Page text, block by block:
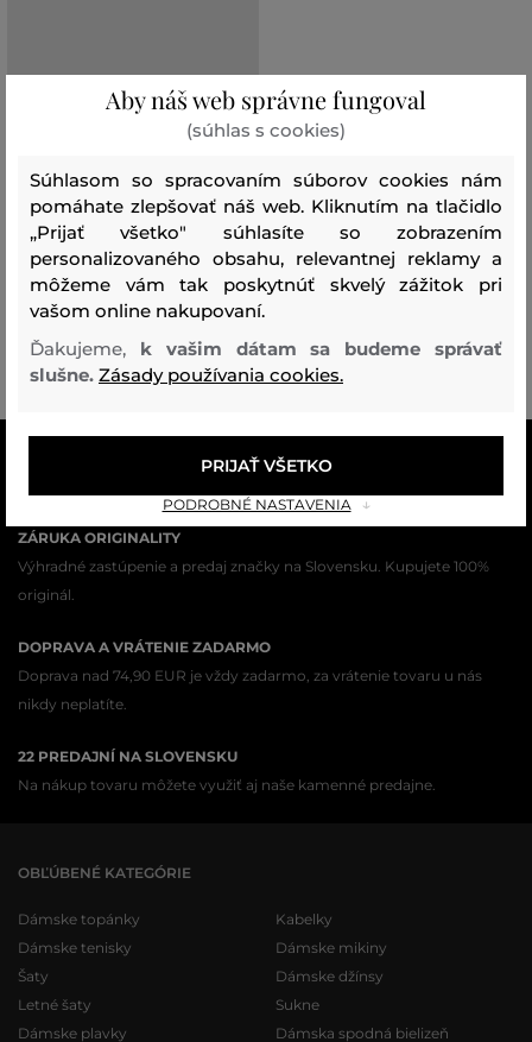
MANŽETY GOMBÍKY KARL
LAGERFELD K/ESSENTIAL HUNS
PICK CUFFS
112,90 €
Dostupné veľkosti:
M/L
ZÁRUKA ORIGINALITY
Výhradné zastúpenie a predaj značky na Slovensku. Kupujete 100%
originál.
DOPRAVA A VRÁTENIE ZADARMO
Doprava nad 74,90 EUR je vždy zadarmo, za vrátenie tovaru u nás
nikdy neplatíte.
22 PREDAJNÍ NA SLOVENSKU
Na nákup tovaru môžete využiť aj naše kamenné predajne.
OBĽÚBENÉ KATEGÓRIE
Dámske topánky
Dámske tenisky
Šaty
Letné šaty
Dámske plavky
Kabelky
Dámske mikiny
Dámske džínsy
Sukne
Dámska spodná bielizeň
Aby náš web správne fungoval
(súhlas s cookies)
Súhlasom so spracovaním súborov cookies nám
pomáhate zlepšovať náš web. Kliknutím na tlačidlo
„Prijať všetko" súhlasíte so zobrazením
personalizovaného obsahu, relevantnej reklamy a
môžeme vám tak poskytnúť skvelý zážitok pri
vašom online nakupovaní.
Ďakujeme, k vašim dátam sa budeme správať
slušne. Zásady používania cookies.
PODROBNÉ NASTAVENIA
PRIJAŤ VŠETKO